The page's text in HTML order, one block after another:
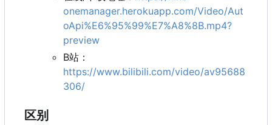
onemanager.herokuapp.com/Video/Aut
oApi%E6%95%99%E7%A8%8B.mp4?
preview
B站：
https://www.bilibili.com/video/av95688
306/
区别